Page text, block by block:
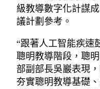
級教導數字化計謀
議計劃參考。
“跟著人工智能疾速
聰明教導階段，聰
部副部長吳巖表現
夯實聰明教導基礎